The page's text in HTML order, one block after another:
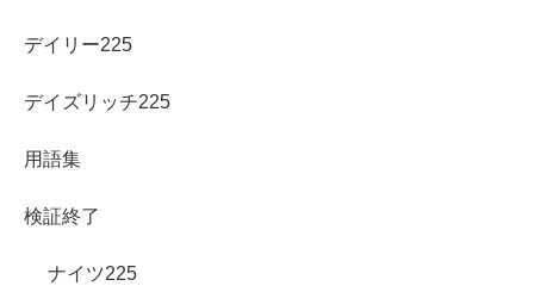
デイリー225
デイズリッチ225
用語集
検証終了
ナイツ225